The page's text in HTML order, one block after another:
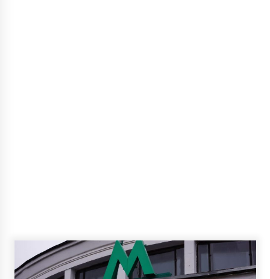
На Центральному залізничному вокзалі
Києва зупинили роботу ескалатора
7 років ago